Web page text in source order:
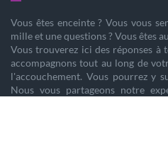
Vous êtes enceinte? Vous vous
mille et une questions ? Vous êtes
Vous trouverez ici des réponses à
accompagnons tout au long de
l'accouchement. Vous pourrez y
Nous vous partageons notre